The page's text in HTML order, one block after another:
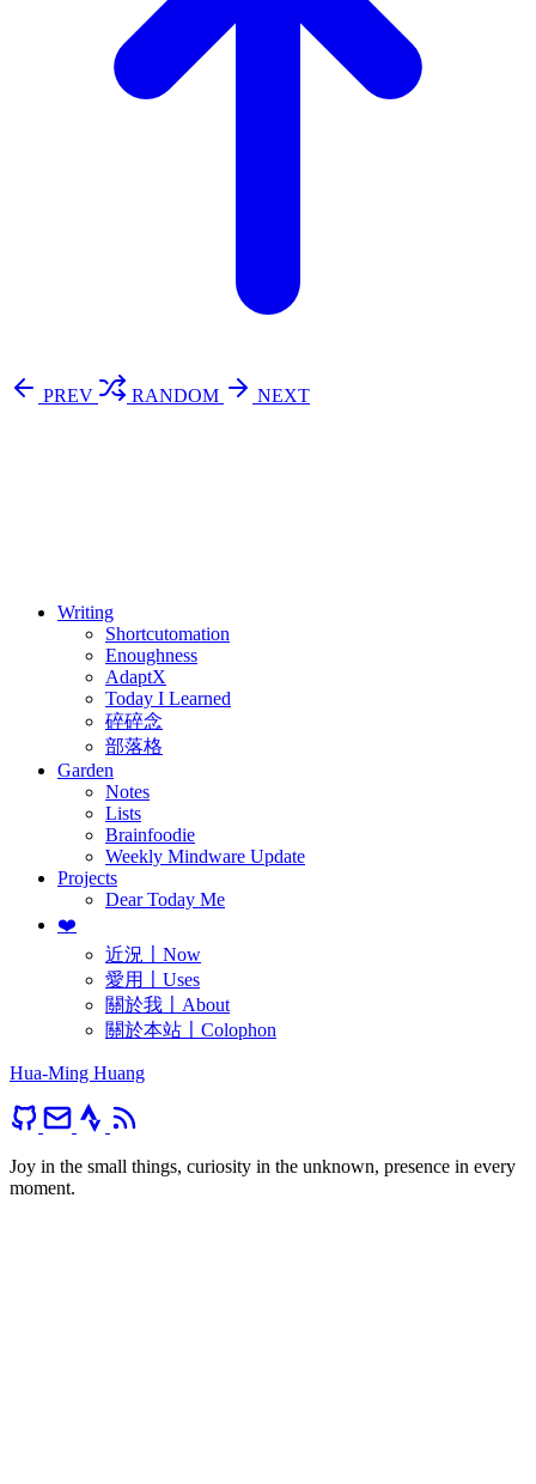
PREV RANDOM
NEXT
Writing
Shortcutomation
Enoughness
AdaptX
Today I Learned
碎碎念
部落格
Garden
Notes
Lists
Brainfoodie
Weekly Mindware Update
Projects
Dear Today Me
❤️
近況〡Now
愛用〡Uses
關於我〡About
關於本站〡Colophon
Hua-Ming Huang
Joy in the small things, curiosity in the unknown, presence in every
moment.